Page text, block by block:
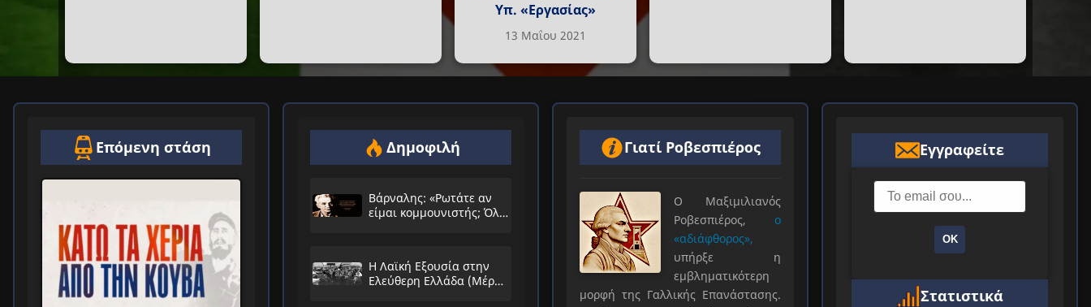
Υπ. «Εργασίας»
13 Μαΐου 2021
Επόμενη στάση Δημοφιλή
Βάρναλης: «Ρωτάτε αν
είμαι κομμουνιστής; Όλο
Η Λαϊκή Εξουσία στην
Ελεύθερη Ελλάδα (Μέρος
Γιατί Ροβεσπιέρος
Ο Μαξιμιλιανός
Ροβεσπιέρος, ο
«αδιάφθορος»,
υπήρξε η
εμβληματικότερη
μορφή της Γαλλικής Επανάστασης.
Εγγραφείτε
ΟΚ
Στατιστικά